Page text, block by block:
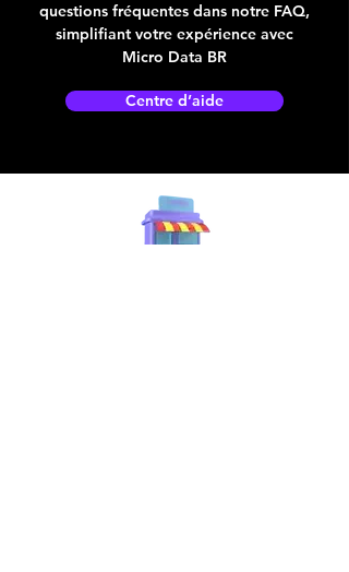
questions fréquentes dans notre FAQ,
simplifiant votre expérience avec
Micro Data BR
Centre d’aide